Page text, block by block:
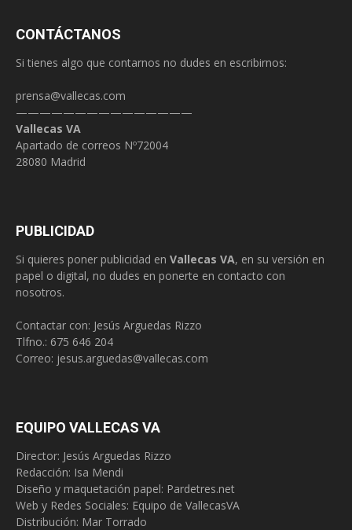
CONTÁCTANOS
Si tienes algo que contarnos no dudes en escribirnos:
prensa@vallecas.com
———————————————
Vallecas VA
Apartado de correos Nº72004
28080 Madrid
PUBLICIDAD
Si quieres poner publicidad en Vallecas VA, en su versión en
papel o digital, no dudes en ponerte en contacto con
nosotros.
Contactar con: Jesús Arguedas Rizzo
Tlfno.: 675 646 204
Correo: jesus.arguedas@vallecas.com
EQUIPO VALLECAS VA
Director: Jesús Arguedas Rizzo
Redacción: Isa Mendi
Diseño y maquetación papel: Pardetres.net
Web y Redes Sociales: Equipo de VallecasVA
Distribución: Mar Torrado